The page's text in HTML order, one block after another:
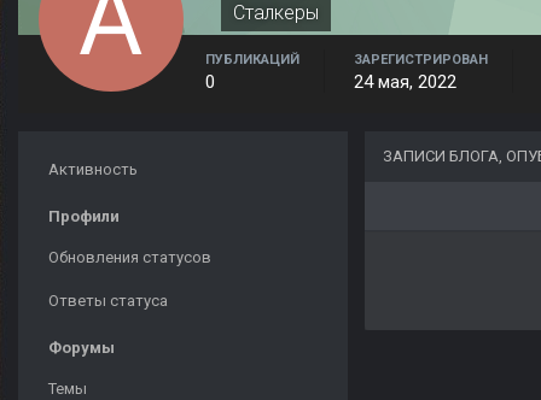
Сталкеры
ПУБЛИКАЦИЙ
0
ЗАРЕГИСТРИРОВАН
24 мая, 2022
Активность
Профили
Обновления статусов
Ответы статуса
Форумы
Темы
ЗАПИСИ БЛОГА,